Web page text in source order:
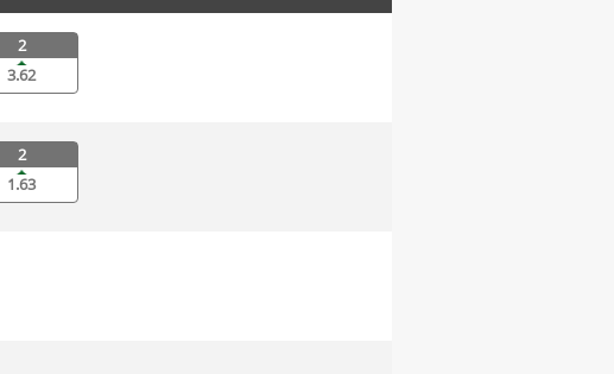
2
3.62
2
1.63